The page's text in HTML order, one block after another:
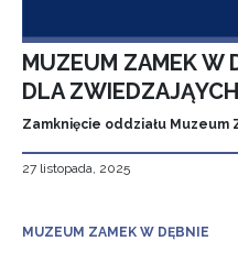
MUZEUM ZAMEK W
DLA ZWIEDZAJĄYCH
Zamknięcie oddziału Muzeum
27 listopada, 2025
MUZEUM ZAMEK W DĘBNIE